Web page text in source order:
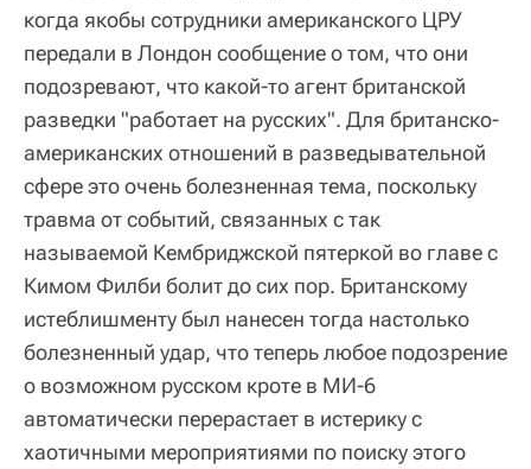
когда якобы сотрудники американского ЦРУ
передали в Лондон сообщение о том, что они
подозревают, что какой-то агент британской
разведки "работает на русских". Для британско-
американских отношений в разведывательной
сфере это очень болезненная тема, поскольку
травма от событий, связанных с так
называемой Кембриджской пятеркой во главе с
Кимом Филби болит до сих пор. Британскому
истеблишменту был нанесен тогда настолько
болезненный удар, что теперь любое подозрение
о возможном русском кроте в МИ-6
автоматически перерастает в истерику с
хаотичными мероприятиями по поиску этого